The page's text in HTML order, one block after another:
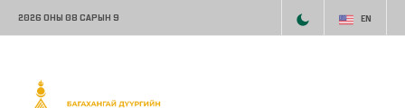
2026 ОНЫ 08 САРЫН 9 EN